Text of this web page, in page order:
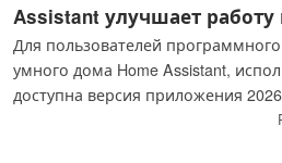
Assistant улучшает
Для пользователей
умного дома Home Assistant,
доступна версия приложения
представлены две новые